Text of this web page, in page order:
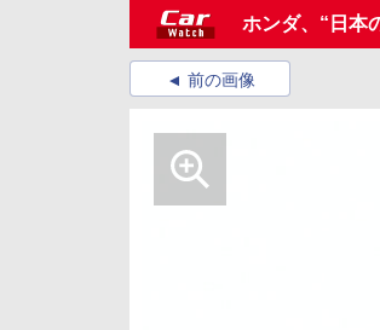
ホンダ、“日本
前の画像